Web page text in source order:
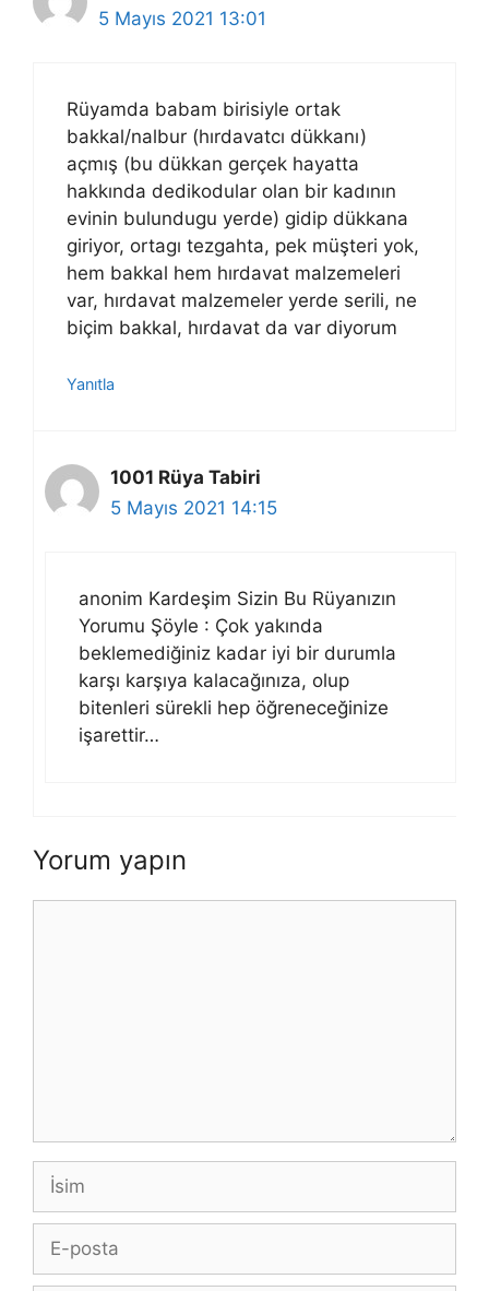
5 Mayıs 2021 13:01
Rüyamda babam birisiyle ortak
bakkal/nalbur (hırdavatcı dükkanı)
açmış (bu dükkan gerçek hayatta
hakkında dedikodular olan bir kadının
evinin bulundugu yerde) gidip dükkana
giriyor, ortagı tezgahta, pek müşteri yok,
hem bakkal hem hırdavat malzemeleri
var, hırdavat malzemeler yerde serili, ne
biçim bakkal, hırdavat da var diyorum
Yanıtla
1001 Rüya Tabiri
5 Mayıs 2021 14:15
anonim Kardeşim Sizin Bu Rüyanızın
Yorumu Şöyle : Çok yakında
beklemediğiniz kadar iyi bir durumla
karşı karşıya kalacağınıza, olup
bitenleri sürekli hep öğreneceğinize
işarettir…
Yorum yapın
İsim
posta